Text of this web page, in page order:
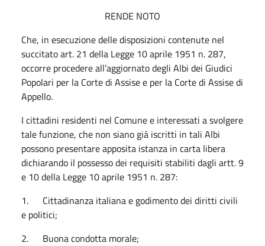
RENDE NOTO
Che, in esecuzione delle disposizioni contenute nel
succitato art. 21 della Legge 10 aprile 1951 n. 287,
occorre procedere all’aggiornato degli Albi dei Giudici
Popolari per la Corte di Assise e per la Corte di Assise di
Appello.
I cittadini residenti nel Comune e interessati a svolgere
tale funzione, che non siano già iscritti in tali Albi
possono presentare apposita istanza in carta libera
dichiarando il possesso dei requisiti stabiliti dagli artt. 9
e 10 della Legge 10 aprile 1951 n. 287:
1. Cittadinanza italiana e godimento dei diritti civili
e politici;
2. Buona condotta morale;